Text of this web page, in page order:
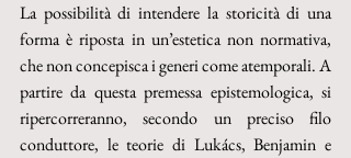
La possibilità di intendere la storicità di una
forma è riposta in un’estetica non normativa,
che non concepisca i generi come atemporali. A
partire da questa premessa epistemologica, si
ripercorreranno, secondo un preciso filo
conduttore, le teorie di Lukács, Benjamin e